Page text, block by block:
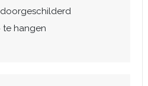
te hangen